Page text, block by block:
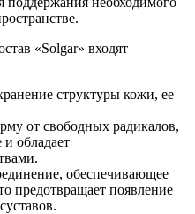
«Solgar» входят
структуры кожи, ее
от свободных радикалов,
обладает
обеспечивающее
предотвращает появление